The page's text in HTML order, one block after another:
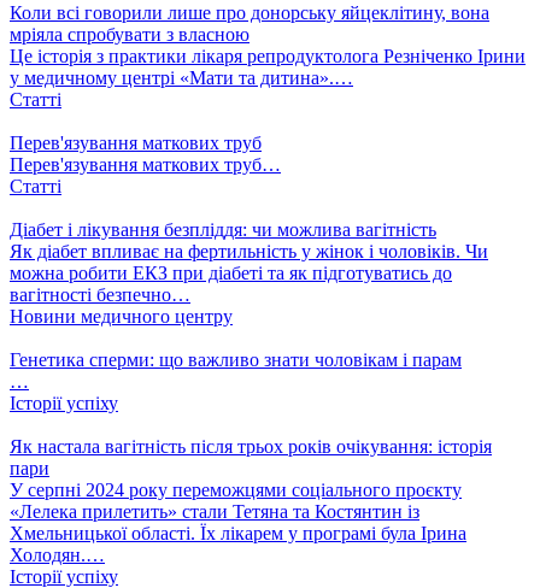
Коли всі говорили лише про донорську яйцеклітину, вона
мріяла спробувати з власною
Це історія з практики лікаря репродуктолога Резніченко Ірини
у медичному центрі «Мати та дитина».…
Статті
Перев'язування маткових труб
Перев'язування маткових труб…
Статті
Діабет і лікування безпліддя: чи можлива вагітність
Як діабет впливає на фертильність у жінок і чоловіків. Чи
можна робити ЕКЗ при діабеті та як підготуватись до
вагітності безпечно…
Новини медичного центру
Генетика сперми: що важливо знати чоловікам і парам
…
Історії успіху
Як настала вагітність після трьох років очікування: історія
пари
У серпні 2024 року переможцями соціального проєкту
«Лелека прилетить» стали Тетяна та Костянтин із
Хмельницької області. Їх лікарем у програмі була Ірина
Холодян.…
Історії успіху